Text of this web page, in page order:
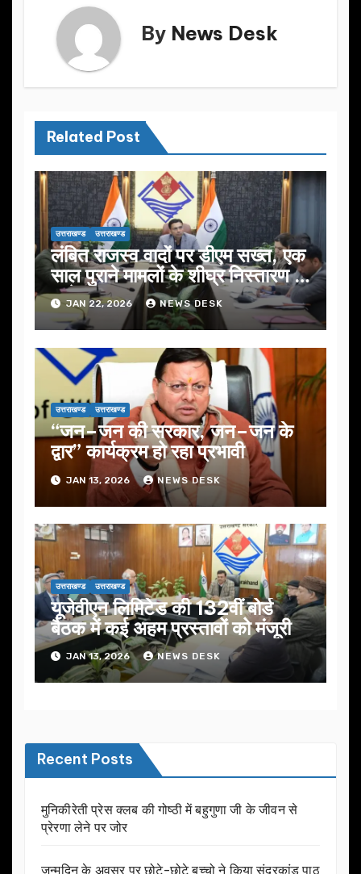
By News Desk
Related Post
उत्तराखण्ड उत्तराखण्ड
लंबित राजस्व वादों पर डीएम सख्त, एक
साल पुराने मामलों के शीघ्र निस्तारण के
आदेश…
JAN 22, 2026 NEWS DESK
उत्तराखण्ड उत्तराखण्ड
“जन–जन की सरकार, जन–जन के
द्वार” कार्यक्रम हो रहा प्रभावी
JAN 13, 2026 NEWS DESK
उत्तराखण्ड उत्तराखण्ड
यूजेवीएन लिमिटेड की 132वीं बोर्ड
बैठक में कई अहम प्रस्तावों को मंजूरी
JAN 13, 2026 NEWS DESK
Recent Posts
मुनिकीरेती प्रेस क्लब की गोष्ठी में बहुगुणा जी के जीवन से
प्रेरणा लेने पर जोर
जन्मदिन के अवसर प़र छोटे-छोटे बच्चो ने किया सुंदरकांड पाठ